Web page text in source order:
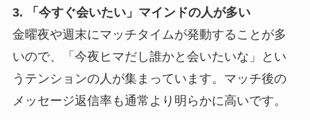
3. 「今すぐ会いたい」マインドの人が多い
金曜夜や週末にマッチタイムが発動することが多
いので、「今夜ヒマだし誰かと会いたいな」とい
うテンションの人が集まっています。マッチ後の
メッセージ返信率も通常より明らかに高いです。